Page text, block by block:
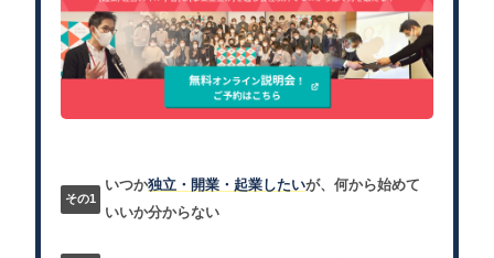
いつか独立・開業・起業したいが、何から始めて
いいか分からない